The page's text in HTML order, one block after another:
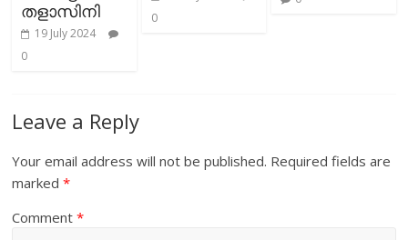
തളാസിനി
19 July 2024
0
0
Leave a Reply
Your email address will not be published. Required fields are
marked*
Comment*